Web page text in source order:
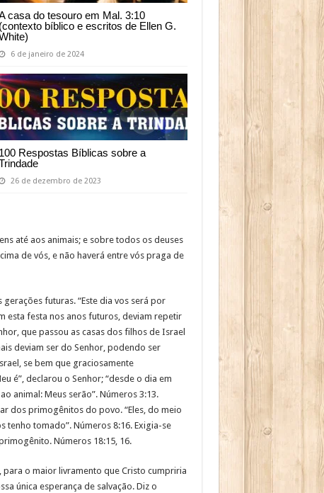
casa do tesouro em Mal. 3:10
(contexto bíblico e escritos de Ellen G.
6 de janeiro de 2024
100 Respostas Bíblicas sobre a
26 de dezembro de 2023
até aos animais; e sobre todos os deuses
de vós, e não haverá entre vós praga de
futuras. “Este dia vos será por
esta festa nos anos futuros, deviam repetir
que passou as casas dos filhos de Israel
deviam ser do Senhor, podendo ser
se bem que graciosamente
é”, declarou o Senhor; “desde o dia em
animal: Meus serão”. Números 3:13.
dos primogênitos do povo. “Eles, do meio
tomado”. Números 8:16. Exigia-se
Números 18:15, 16.
o maior livramento que Cristo cumpriria
única esperança de salvação. Diz o